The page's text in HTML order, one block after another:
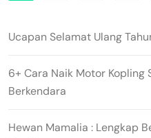
Ucapan Selamat Ulang
6+ Cara Naik Motor
Berkendara
Hewan Mamalia : Lengkap